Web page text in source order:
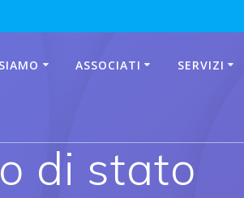
ASSOCIATI SERVIZI
di stato